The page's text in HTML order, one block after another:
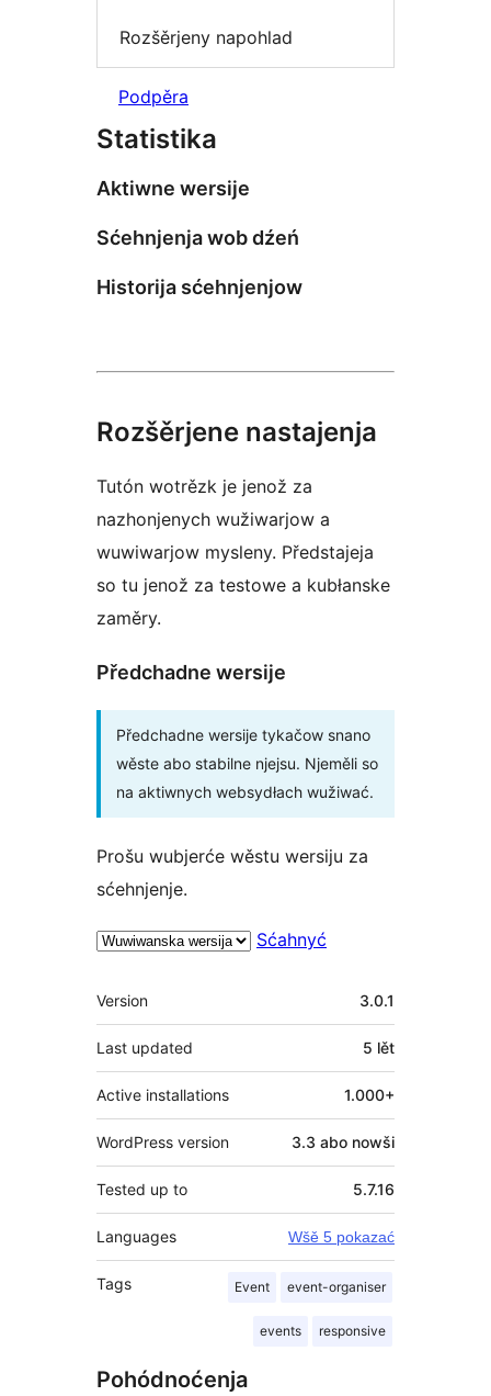
Rozšěrjeny napohlad
Podpěra
Statistika
Aktiwne wersije
Sćehnjenja wob dźeń
Historija sćehnjenjow
Rozšěrjene nastajenja
Tutón wotrězk je jenož za
nazhonjenych wužiwarjow a
wuwiwarjow mysleny. Předstajeja
so tu jenož za testowe a kubłanske
zaměry.
Předchadne wersije
Předchadne wersije tykačow snano
wěste abo stabilne njejsu. Njeměli so
na aktiwnych websydłach wužiwać.
Prošu wubjerće wěstu wersiju za
sćehnjenje.
Sćahnyć
Meta
Version 3.0.1
Last updated 5 lět
Active installations 1.000+
WordPress version 3.3 abo nowši
Tested up to 5.7.16
Languages Wšě 5 pokazać
Tags Event event-organiser
events responsive
Pohódnoćenja